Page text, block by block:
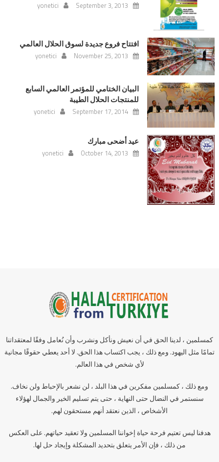
September 3, 2013
yonetici
افتتاح فروع جديدة لسوق الحلال العالمي
November 25, 2013
yonetici
البيان الختامي للمؤتمر العالمي السابع
للمنتجات الحلال الطيبة
September 17, 2014
yonetici
عيد أضحى مبارك
October 14, 2013
yonetici
كمسلمين ، لدينا الحق في أن نعيش ونأكل ونشرب وأن نُعامل وفقًا لمعتقداتنا
تمامًا مثل اليهود. ومع ذلك ، يجب اكتساب هذا الحق. لا أحد يعطي حقوقًا مجانية
لأي شخص في هذا العالم.
ومع ذلك ، كمسلمين مفكرين في هذا البلد ، لن نشعر بالإحباط ولن نخاف.
سنستمر في النضال حتى النهاية ، حتى يتم تسليم الخير والجمال لهؤلاء
الأشخاص ، الذين نعتقد أنهم مستحقون لهم.
هدفنا ليس تعتيم فرحة حياة إخواننا المسلمين ولا تعقيد حياتهم. على العكس
من ذلك ، فإن الأمر يتعلق بتحديد المشكلة وإيجاد حل لها.